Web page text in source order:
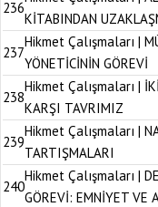
236
KİTABINDAN
237
Hikmet Çalışmaları |
YÖNETİCİNİN GÖREVİ
238
Hikmet Çalışmaları |
KARŞI TAVRIMIZ
239
Hikmet Çalışmaları |
TARTIŞMALARI
240
Hikmet Çalışmaları |
GÖREVİ: EMNİYET VE